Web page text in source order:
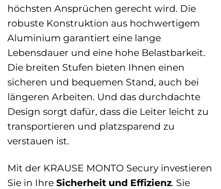
höchsten Ansprüchen gerecht wird. Die
robuste Konstruktion aus hochwertigem
Aluminium garantiert eine lange
Lebensdauer und eine hohe Belastbarkeit.
Die breiten Stufen bieten Ihnen einen
sicheren und bequemen Stand, auch bei
längeren Arbeiten. Und das durchdachte
Design sorgt dafür, dass die Leiter leicht zu
transportieren und platzsparend zu
verstauen ist.
Mit der KRAUSE MONTO Secury investieren
Sie in Ihre Sicherheit und Effizienz. Sie